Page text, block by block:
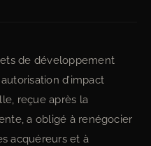
de développement
d’impact
reçue après la
a obligé à renégocier
acquéreurs et à